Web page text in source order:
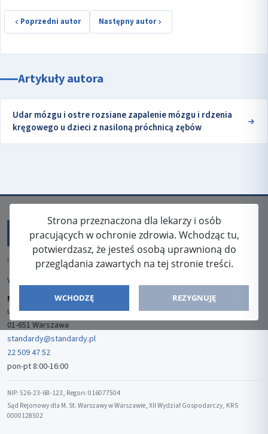
Poprzedni autor Następny autor
Artykuły autora
Udar mózgu i ostre rozsiane zapalenie mózgu i rdzenia
kręgowego u dzieci z nasiloną próchnicą zębów
Strona przeznaczona dla lekarzy i osób
pracujących w ochronie zdrowia. Wchodząc tu,
potwierdzasz, że jesteś osobą uprawnioną do
przeglądania zawartych na tej stronie treści.
WCHODZĘ REZYGNUJĘ
ISSN: 2080-5438
WYDAWCA
Media-Press Sp. z o.o.
ul. Gwiaździsta 7B/8
01-651 Warszawa
standardy@standardy.pl
22 509 47 52
pon-pt 8:00-16:00
NIP: 526-23-68-123, Regon: 016077504
Sąd Rejonowy dla M. St. Warszawy w Warszawie, XII Wydział Gospodarczy, KRS
0000128502